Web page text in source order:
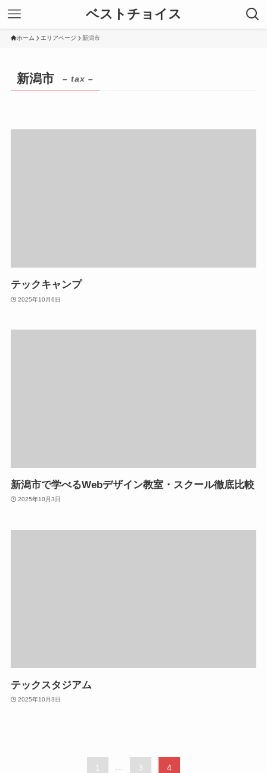
ベストチョイス
ホーム エリアページ 新潟市
新潟市 – tax –
テックキャンプ
2025年10月6日
新潟市で学べるWebデザイン教室・スクール徹底比較
2025年10月3日
テックスタジアム
2025年10月3日
1 3 4